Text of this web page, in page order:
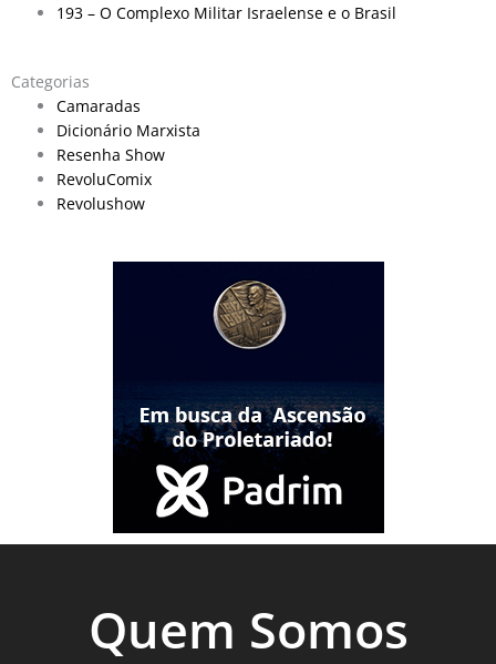
193 – O Complexo Militar Israelense e o Brasil
Categorias
Camaradas
Dicionário Marxista
Resenha Show
RevoluComix
Revolushow
Quem Somos